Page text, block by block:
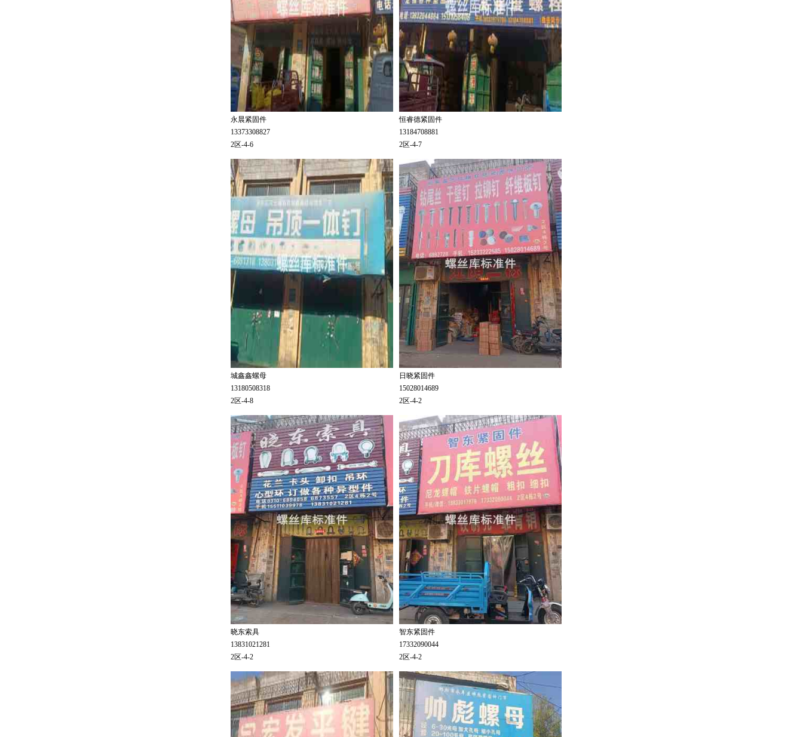
永晨紧固件
13373308827
2区-4-6
恒睿德紧固件
13184708881
2区-4-7
城鑫鑫螺母
13180508318
2区-4-8
日晓紧固件
15028014689
2区-4-2
晓东索具
13831021281
2区-4-2
智东紧固件
17332090044
2区-4-2